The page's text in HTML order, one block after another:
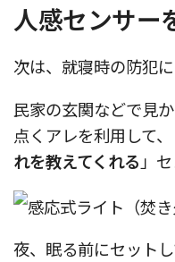
人感センサー
次は、就寝時の防犯に
民家の玄関などで見
点くアレを利用して
れを教えてくれる 」
夜、眠る前にセット